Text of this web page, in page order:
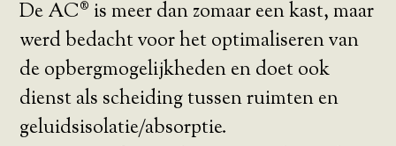
De AC® is meer dan zomaar een kast, maar
werd bedacht voor het optimaliseren van
de opbergmogelijkheden en doet ook
dienst als scheiding tussen ruimten en
geluidsisolatie/absorptie.